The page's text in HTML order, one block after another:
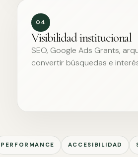
04
Visibilidad institucional
SEO, Google Ads Grants,
convertir búsquedas e
PERFORMANCE ACCESIBILIDAD